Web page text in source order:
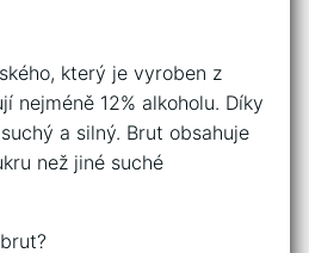
který je vyroben z
nejméně 12% alkoholu. Díky
a silný. Brut obsahuje
než jiné suché